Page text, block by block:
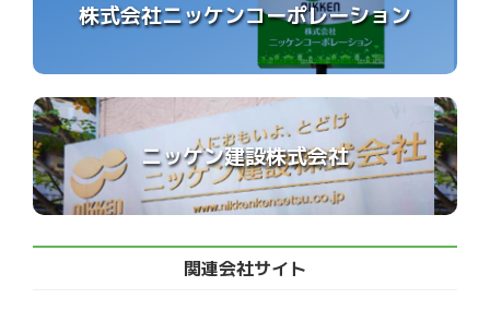
株式会社ニッケンコーポレーション
ニッケン建設株式会社
関連会社サイト